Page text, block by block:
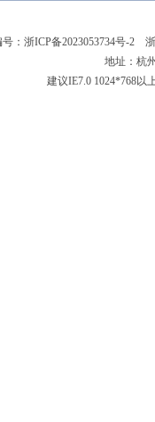
： 浙ICP备2023053734号-2 浙
地址：杭
建议IE7.0 1024*768